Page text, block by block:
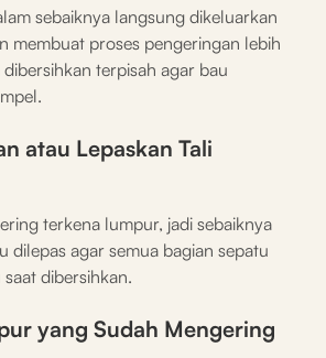
sebaiknya langsung dikeluarkan
membuat proses pengeringan lebih
dibersihkan terpisah agar bau
atau Lepaskan Tali
terkena lumpur, jadi sebaiknya
dilepas agar semua bagian sepatu
dibersihkan.
yang Sudah Mengering